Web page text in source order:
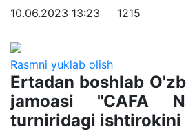
10.06.2023 13:23 1215
Rasmni yuklab olish
Ertadan boshlab
jamoasi "CAFA
turniridagi ishtirokini